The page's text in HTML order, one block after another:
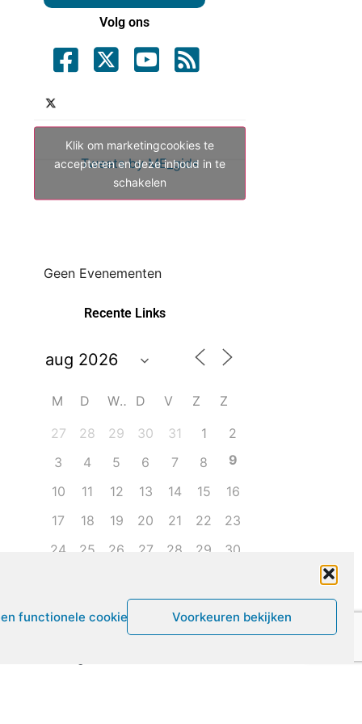
functionele cookies Voorkeuren bekijken
Volg ons
Tweets by ME_gids
Klik om marketingcookies te
accepteren en deze inhoud in te
schakelen
Geen Evenementen
Recente Links
M D W D V Z
Z
27
28 29 30 31 1
2
3
4 5 6 7 8
9
10
11 12 13 14 15
16
17
18 19 20 21 22
23
24
25 26 27 28 29
30
Leven met ME/CVS en POTS